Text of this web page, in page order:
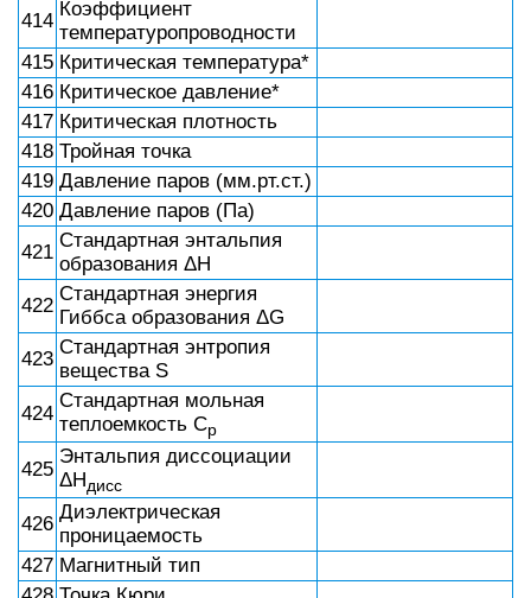
414
Коэффициент
температуропроводности
415 Критическая температура*
416 Критическое давление*
417 Критическая плотность
418 Тройная точка
419 Давление паров (мм.рт.ст.)
420 Давление паров (Па)
421
Стандартная энтальпия
образования ΔH
422
Стандартная энергия
Гиббса образования ΔG
423
Стандартная энтропия
вещества S
424
Стандартная мольная
теплоемкость Cp
425
Энтальпия диссоциации
ΔHдисс
426
Диэлектрическая
проницаемость
427 Магнитный тип